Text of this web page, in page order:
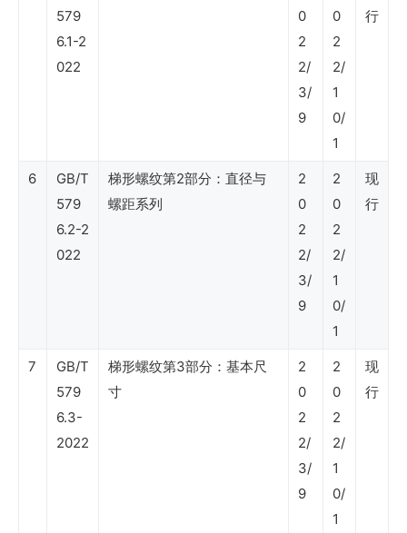
（石
579
6.1-2
022
0
2
2/
3/
9
0
2
2/
1
0/
1
行
6
GB/T
579
6.2-2
022
梯形螺纹第2部分：直径与
螺距系列
2
0
2
2/
3/
9
2
0
2
2/
1
0/
1
现
行
7
GB/T
579
6.3-
2022
梯形螺纹第3部分：基本尺
寸
2
0
2
2/
3/
9
2
0
2
2/
1
0/
1
现
行